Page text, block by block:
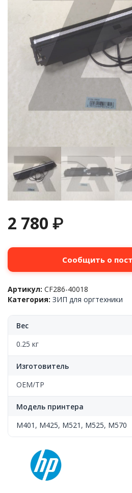
2 780 ₽
Сообщить о
Артикул: CF286-40018
Категория: ЗИП для оргтехники
Вес
0.25 кг
Изготовитель
OEM/TP
Модель принтера
M401 , M425, M521 , M525, M570